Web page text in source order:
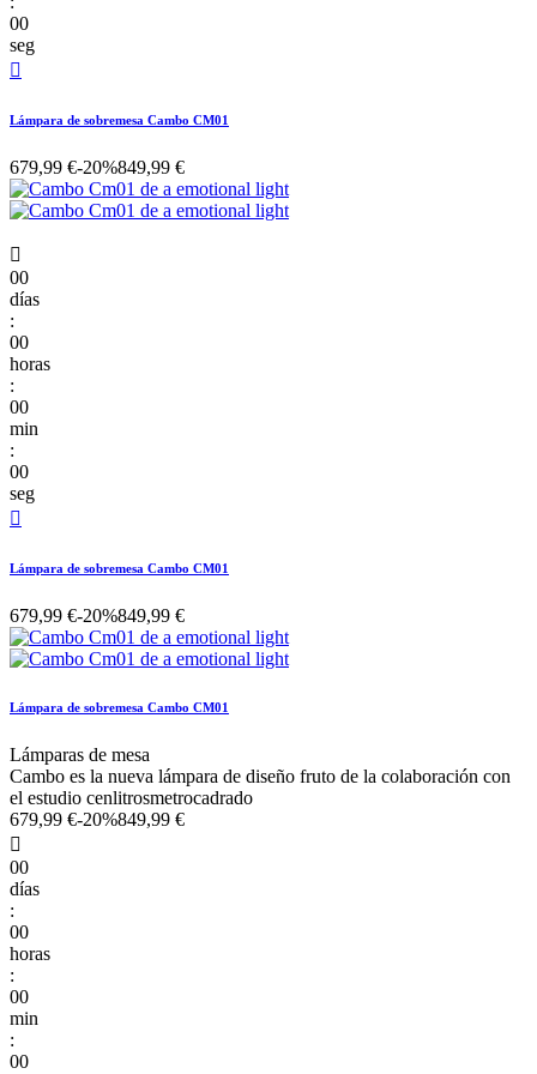
00
seg

Lámpara de sobremesa Cambo CM01
679,99 €-20%849,99 €

00
días
:
00
horas
:
00
min
:
00
seg

Lámpara de sobremesa Cambo CM01
679,99 €-20%849,99 €
Lámpara de sobremesa Cambo CM01
Lámparas de mesa
Cambo es la nueva lámpara de diseño fruto de la colaboración con
el estudio cenlitrosmetrocadrado
679,99 €-20%849,99 €

00
días
:
00
horas
:
00
min
:
00